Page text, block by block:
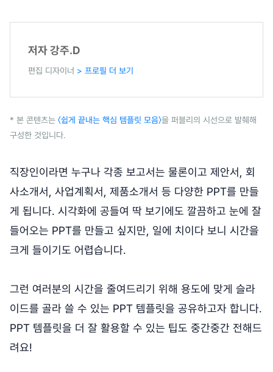
저자 강주.D
편집 디자이너 > 프로필 더 보기
* 본 콘텐츠는 〈쉽게 끝내는 핵심 템플릿 모음〉을 퍼블리의 시선으로 발췌해
구성한 것입니다.
직장인이라면 누구나 각종 보고서는 물론이고 제안서, 회
사소개서, 사업계획서, 제품소개서 등 다양한 PPT를 만들
게 됩니다. 시각화에 공들여 딱 보기에도 깔끔하고 눈에 잘
들어오는 PPT를 만들고 싶지만, 일에 치이다 보니 시간을
크게 들이기도 어렵습니다.
그런 여러분의 시간을 줄여드리기 위해 용도에 맞게 슬라
이드를 골라 쓸 수 있는 PPT 템플릿을 공유하고자 합니다.
PPT 템플릿을 더 잘 활용할 수 있는 팁도 중간중간 전해드
려요!